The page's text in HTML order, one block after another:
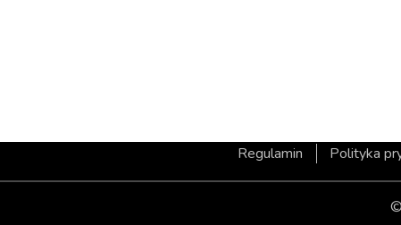
Regulamin Polityka